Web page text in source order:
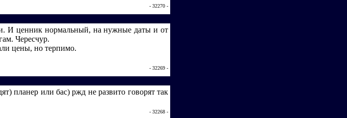
- 32270 -
И ценник нормальный, на нужные даты и от
Чересчур.
цены, но терпимо.
- 32269 -
планер или бас) ржд не развито говорят так
- 32268 -